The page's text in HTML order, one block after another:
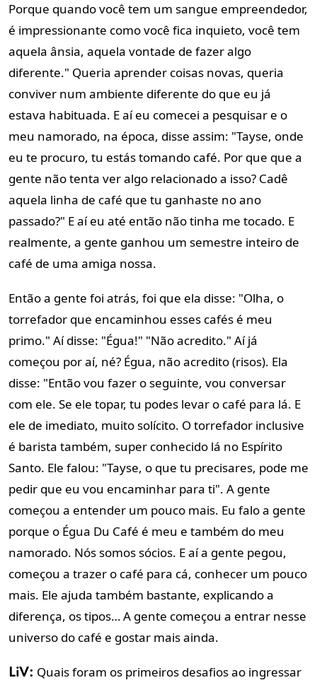
Porque quando você tem um sangue empreendedor,
é impressionante como você fica inquieto, você tem
aquela ânsia, aquela vontade de fazer algo
diferente." Queria aprender coisas novas, queria
conviver num ambiente diferente do que eu já
estava habituada. E aí eu comecei a pesquisar e o
meu namorado, na época, disse assim: "Tayse, onde
eu te procuro, tu estás tomando café. Por que que a
gente não tenta ver algo relacionado a isso? Cadê
aquela linha de café que tu ganhaste no ano
passado?" E aí eu até então não tinha me tocado. E
realmente, a gente ganhou um semestre inteiro de
café de uma amiga nossa.
Então a gente foi atrás, foi que ela disse: "Olha, o
torrefador que encaminhou esses cafés é meu
primo." Aí disse: "Égua!" "Não acredito." Aí já
começou por aí, né? Égua, não acredito (risos). Ela
disse: "Então vou fazer o seguinte, vou conversar
com ele. Se ele topar, tu podes levar o café para lá. E
ele de imediato, muito solícito. O torrefador inclusive
é barista também, super conhecido lá no Espírito
Santo. Ele falou: "Tayse, o que tu precisares, pode me
pedir que eu vou encaminhar para ti". A gente
começou a entender um pouco mais. Eu falo a gente
porque o Égua Du Café é meu e também do meu
namorado. Nós somos sócios. E aí a gente pegou,
começou a trazer o café para cá, conhecer um pouco
mais. Ele ajuda também bastante, explicando a
diferença, os tipos… A gente começou a entrar nesse
universo do café e gostar mais ainda.
LiV: Quais foram os primeiros desafios ao ingressar